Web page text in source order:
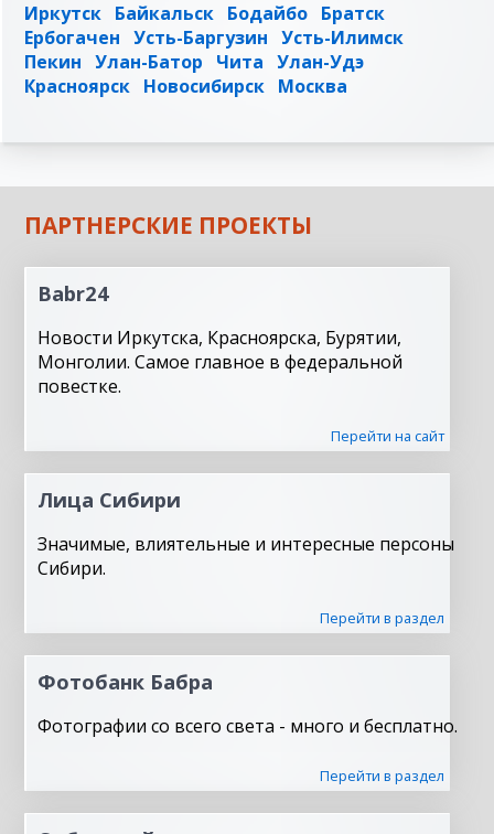
Иркутск Байкальск Бодайбо Братск
Ербогачен Усть-Баргузин Усть-Илимск
Пекин Улан-Батор Чита Улан-Удэ
Красноярск Новосибирск Москва
ПАРТНЕРСКИЕ ПРОЕКТЫ
Babr24
Новости Иркутска, Красноярска, Бурятии,
Монголии. Самое главное в федеральной
повестке.
Перейти на сайт
Лица Сибири
Значимые, влиятельные и интересные персоны
Сибири.
Перейти в раздел
Фотобанк Бабра
Фотографии со всего света - много и бесплатно.
Перейти в раздел